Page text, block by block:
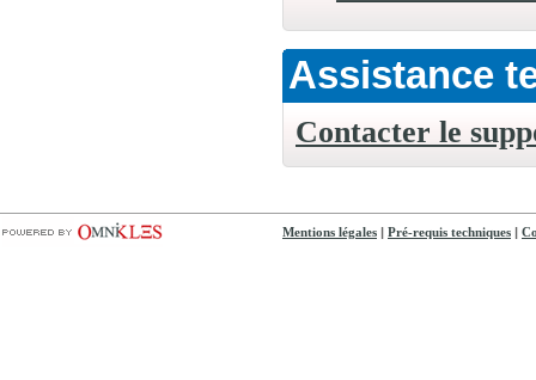
Assistance
Contacter le
Mentions légales Pré-requis techniques